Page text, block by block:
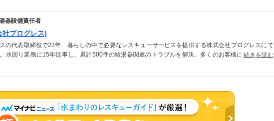
器設備責任者
プログレス)
の代表取締役で22年 暮らしの中で必要なレスキューサービスを提供する株式会社プログレスにて
水回り業務に15年従事し、累計500件の給湯器関連のトラブルを解決。多くのお客様に信頼される
続きを読む